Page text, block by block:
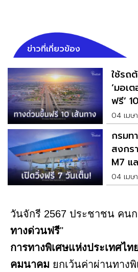
ข่าวที่เกี่ยวข้อง
ใช้รถ
‘มอเ
ฟรี’ 10 เ
2567
04 เมษ
กรมท
สงกร
M7 แ
วันเต็ม
04 เมษ
วันจักรี 2567 ประชาชน คนก
ทางด่วนฟรี"
การทางพิเศษแห่งประเทศไท
คมนาคม ยกเว้นค่าผ่านทาง